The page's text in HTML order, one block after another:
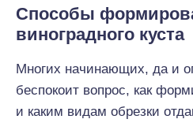
Способы
виноградного куста
Многих начинающих, да и
беспокоит вопрос, как
и каким видам обрезки